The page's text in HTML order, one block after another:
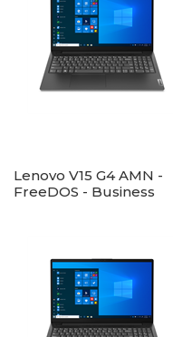
Lenovo V15 G4 AMN -
FreeDOS - Business